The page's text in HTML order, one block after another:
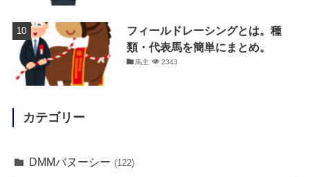
フィールドレーシングとは。種
類・代表馬を簡単にまとめ。
馬主 2343
カテゴリー
DMMバヌーシー (122)